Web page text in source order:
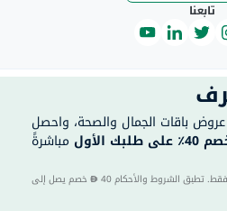
تابعنا
باقات الجمال والصحة، واحصل
على طلبك الأول